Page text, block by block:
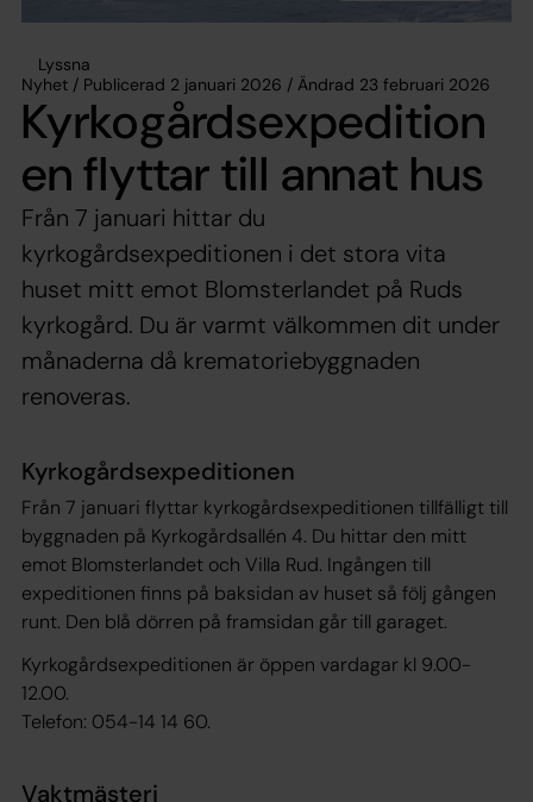
Lyssna
Nyhet / Publicerad 2 januari 2026 / Ändrad 23 februari 2026
Kyrkogårdsexpedition
en flyttar till annat hus
Från 7 januari hittar du
kyrkogårdsexpeditionen i det stora vita
huset mitt emot Blomsterlandet på Ruds
kyrkogård. Du är varmt välkommen dit under
månaderna då krematoriebyggnaden
renoveras.
Kyrkogårdsexpeditionen
Från 7 januari flyttar kyrkogårdsexpeditionen tillfälligt till
byggnaden på Kyrkogårdsallén 4. Du hittar den mitt
emot Blomsterlandet och Villa Rud. Ingången till
expeditionen finns på baksidan av huset så följ gången
runt. Den blå dörren på framsidan går till garaget.
Kyrkogårdsexpeditionen är öppen vardagar kl 9.00-
12.00.
Telefon: 054-14 14 60.
Vaktmästeri